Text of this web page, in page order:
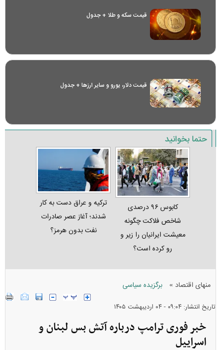
قیمت سکه و طلا + جدول
قیمت دلار، یورو و سایر ارز‌ها + جدول
حتما بخوانید
کابوس ۹۶ درصدی
شاخص فلاکت چگونه
معیشت ایرانیان را زیر و
رو کرده است؟
ترکیه و عراق دست به کار
شدند؛ آغاز عصر صادرات
نفت بدون هرمز؟
منهای اقتصاد » برگزیده سیاسی
تاریخ انتشار: ۰۹:۰۴ - ۰۴ ارديبهشت ۱۴۰۵
خبر فوری ترامپ درباره آتش بس لبنان و
اسراییل